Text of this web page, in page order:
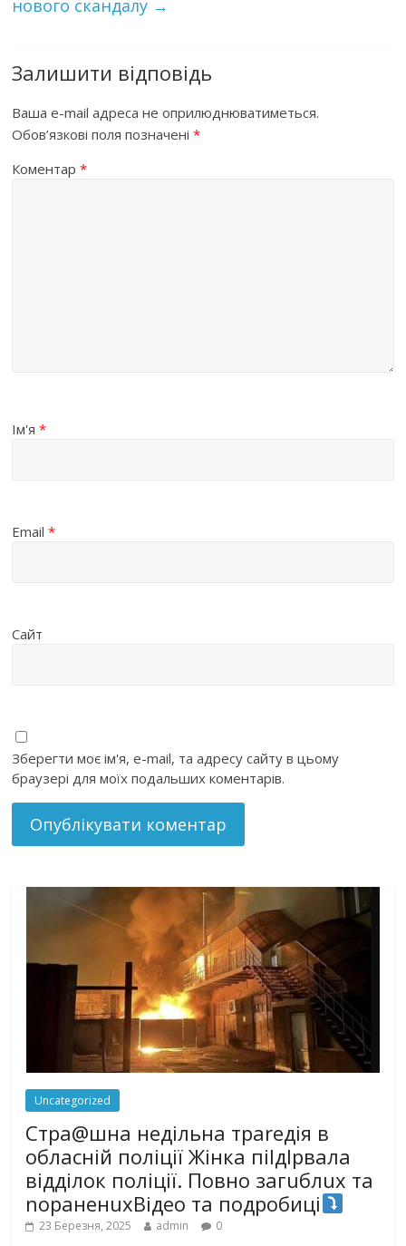
нового скандалу →
Залишити відповідь
Ваша e-mail адреса не оприлюднюватиметься.
Обов’язкові поля позначені*
Коментар*
Ім'я*
Email*
Сайт
Зберегти моє ім'я, e-mail, та адресу сайту в цьому
браузері для моїх подальших коментарів.
Uncategorized
Стра@шна недільна траrедія в
обласній поліції Жінка піlдlрвала
відділок поліції. Повно загuблuх та
nораненuхВідео та подробиці
23 Березня, 2025 admin 0